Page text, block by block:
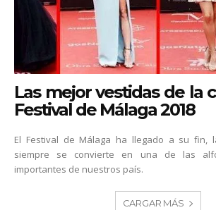
Las mejor vestidas de la
Festival de Málaga 2018
El Festival de Málaga ha llegado a su fin,
siempre se convierte en una de las
importantes de nuestros país.
CARGAR MÁS